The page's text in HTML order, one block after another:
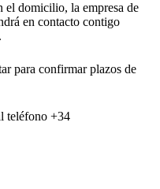
el domicilio, la empresa de
en contacto contigo
para confirmar plazos de
teléfono +34